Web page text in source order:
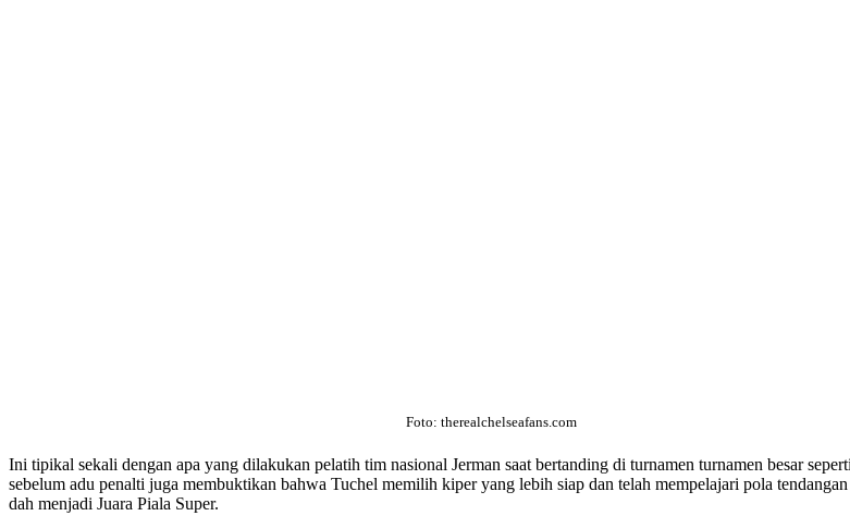
Foto: therealchelseafans.com
Ini tipikal sekali dengan apa yang dilakukan pelatih tim nasional Jerman saat bertanding di turnamen turnamen besar
sebelum adu penalti juga membuktikan bahwa Tuchel memilih kiper yang lebih siap dan telah mempelajari pola
dah menjadi Juara Piala Super.